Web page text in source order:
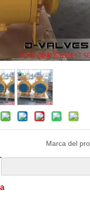
Marca del